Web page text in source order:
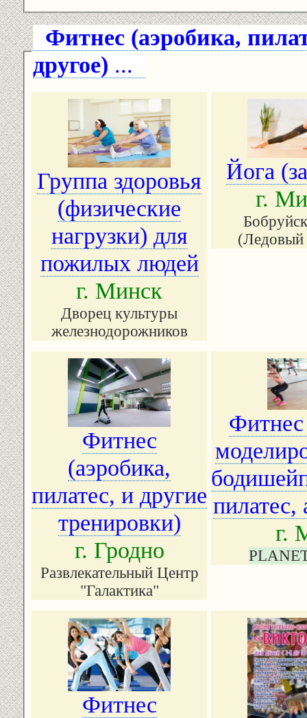
Фитнес (аэробика,
другое) ...
Группа здоровья
(физические
нагрузки) для
пожилых людей
г. Минск
Дворец культуры
железнодорожников
Йога
г.
(Ледовый
Фитнес
(аэробика,
пилатес, и другие
тренировки)
г. Гродно
Развлекательный Центр
"Галактика"
г.
Фитнес